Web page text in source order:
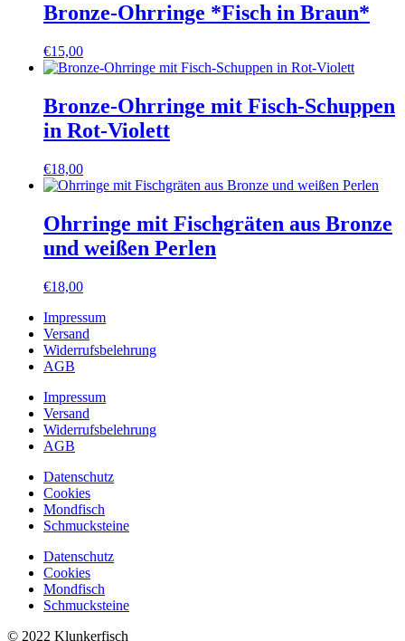
Bronze-Ohrringe *Fisch in Braun*
€15,00
Bronze-Ohrringe mit Fisch-Schuppen
in Rot-Violett
€18,00
Ohrringe mit Fischgräten aus Bronze
und weißen Perlen
€18,00
Impressum
Versand
Widerrufsbelehrung
AGB
Impressum
Versand
Widerrufsbelehrung
AGB
Datenschutz
Cookies
Mondfisch
Schmucksteine
Datenschutz
Cookies
Mondfisch
Schmucksteine
© 2022 Klunkerfisch